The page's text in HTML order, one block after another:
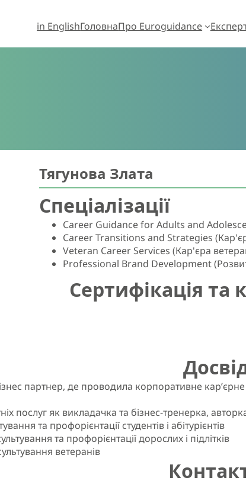
in EnglishГоловнаПро Euroguidance
Тягунова Злата
Спеціалізації
Career Guidance for Adults and
Career Transitions and Strategies
Veteran Career Services (Кар'єра
Professional Brand Development
Сертифікація та
партнер, де проводила корпоративне
послуг як викладачка та бізнес-тренерка,
та профорієнтації студентів і абітурієнтів
та профорієнтації дорослих і підлітків
ветеранів